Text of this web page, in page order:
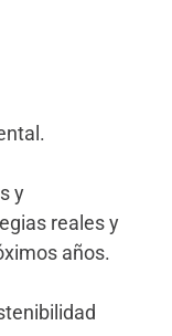
y
reales y
años.